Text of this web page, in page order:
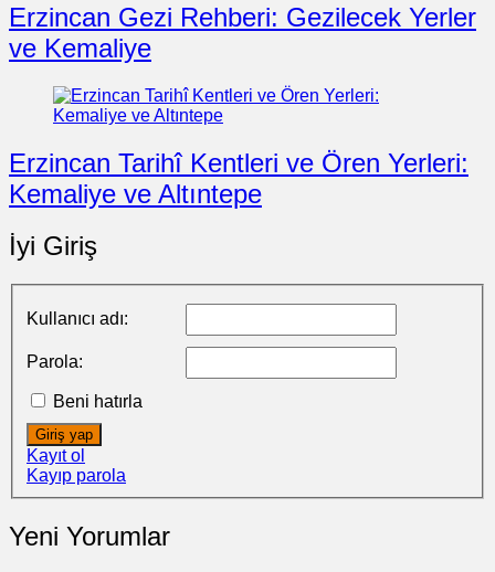
Erzincan Gezi Rehberi: Gezilecek Yerler
ve Kemaliye
Erzincan Tarihî Kentleri ve Ören Yerleri:
Kemaliye ve Altıntepe
İyi Giriş
Kullanıcı adı:
Parola:
Beni hatırla
Giriş yap
Kayıt ol
Kayıp parola
Yeni Yorumlar